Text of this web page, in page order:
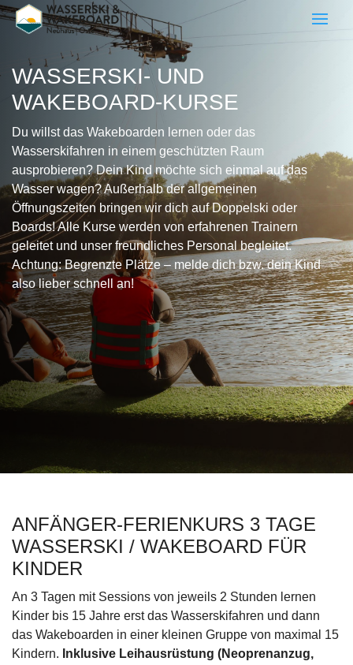
WASSERSKI- UND
WAKEBOARD-KURSE
Du willst das Wakeboarden lernen oder das
Wasserskifahren in einem geschützten Raum
ausprobieren? Dein Kind möchte sich einmal auf das
Wasser wagen? Außerhalb der allgemeinen
Öffnungszeiten bringen wir dich auf Doppelski oder
Boards! Alle Kurse werden von erfahrenen Trainern
geleitet und unser freundliches Personal begleitet.
Achtung: Begrenzte Plätze – melde dich bzw. dein Kind
also lieber schnell an!
ANFÄNGER-FERIENKURS 3 TAGE
WASSERSKI / WAKEBOARD FÜR
KINDER
An 3 Tagen mit Sessions von jeweils 2 Stunden lernen
Kinder bis 15 Jahre erst das Wasserskifahren und dann
das Wakeboarden in einer kleinen Gruppe von maximal 15
Kindern. Inklusive Leihausrüstung (Neoprenanzug,